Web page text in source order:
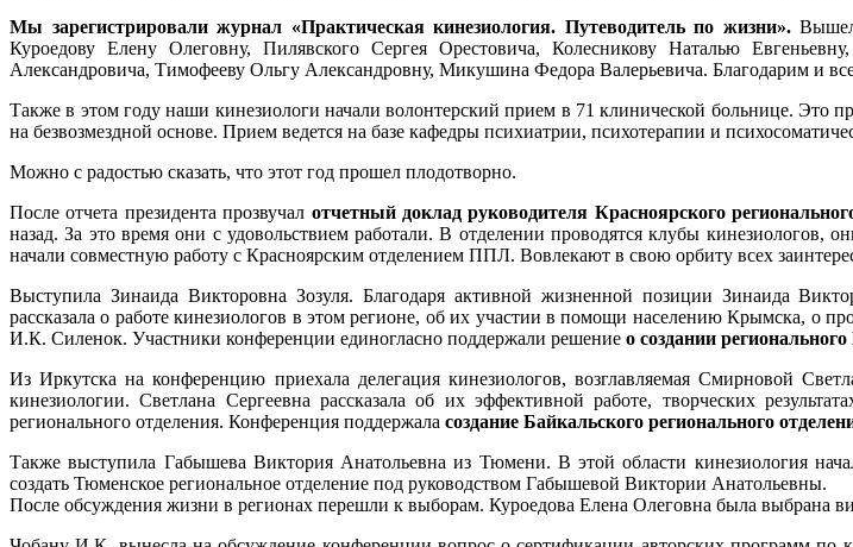
Мы зарегистрировали журнал «Практическая кинезиология. Путеводитель по жизни».Вышел
Куроедову Елену Олеговну, Пилявского Сергея Орестовича, Колесникову Наталью
Александровича, Тимофееву Ольгу Александровну, Микушина Федора Валерьевича. Благодарим и
Также в этом году наши кинезиологи начали волонтерский прием в 71 клинической больнице.
на безвозмездной основе. Прием ведется на базе кафедры психиатрии, психотерапии и
Можно с радостью сказать, что этот год прошел плодотворно.
После отчета президента прозвучал отчетный доклад руководителя Красноярского
назад. За это время они с удовольствием работали. В отделении проводятся клубы кинезиологов,
начали совместную работу с Красноярским отделением ППЛ. Вовлекают в свою орбиту всех
Выступила Зинаида Викторовна Зозуля. Благодаря активной жизненной позиции Зинаида
рассказала о работе кинезиологов в этом регионе, об их участии в помощи населению Крымска, о
И.К. Силенок. Участники конференции единогласно поддержали решение о создании
Из Иркутска на конференцию приехала делегация кинезиологов, возглавляемая Смирновой
кинезиологии. Светлана Сергеевна рассказала об их эффективной работе, творческих
регионального отделения. Конференция поддержала создание Байкальского регионального
Также выступила Габышева Виктория Анатольевна из Тюмени. В этой области кинезиология
создать Тюменское региональное отделение под руководством Габышевой Виктории Анатольевны.
После обсуждения жизни в регионах перешли к выборам. Куроедова Елена Олеговна была выбрана